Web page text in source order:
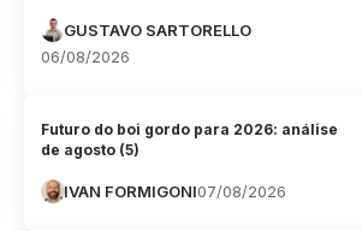
GUSTAVO SARTORELLO
06/08/2026
Futuro do boi gordo para 2026: análise
de agosto (5)
IVAN FORMIGONI07/08/2026